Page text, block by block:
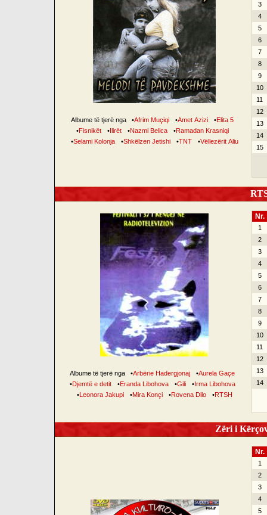
Albume të tjerë nga •Afrim Muçiqi •Amet Azizi •Elita 5
•Fisnikët •Ilirët •Nazmi Belica •Ramadan Krasniqi
•Selami Kolonja •Shkëlzen Jetishi •TNT •Vëllezërit Aliu
3
4
5
6
7
8
9
10
11
12
13
14
15
Albume të tjerë nga •Arbërie Hadergjonaj •Aurela Gaçe
•Djemtë e detit •Eranda Libohova •Gili •Irma Libohova
•Leonora Jakupi •Mira Konçi •Rovena Dilo •RTSH
Nr.
1
2
3
4
5
6
7
8
9
10
11
12
13
14
Zëri i
Nr.
1
2
3
4
5